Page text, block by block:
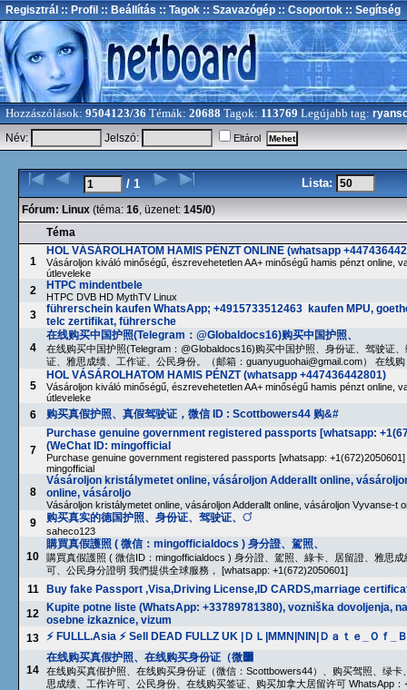
Regisztrál :: Profil :: Beállítás :: Tagok :: Szavazógép :: Csoportok :: Segítség
Hozzászólások: 9504123/36 Témák: 20688 Tagok: 113769 Legújabb tag:
Név:
Jelszó: Eltárol
/ 1 Lista:
Fórum: Linux (téma: 16, üzenet: 145/0)
Téma
1
HOL VÁSÁROLHATOM HAMIS PÉNZT ONLINE (whatsapp
Vásároljon kiváló minőségű, észrevehetetlen AA+ minőségű hamis pénzt online,
útleveleke
2 HTPC mindentbele
HTPC DVB HD MythTV Linux
3
führerschein kaufen WhatsApp; +4915733512463 kaufen MPU,
telc zertifikat, führersche
4
在线购买中国护照(Telegram：@Globaldocs16)购买中国护照、
在线购买中国护照(Telegram：@Globaldocs16)购买中国护照、身份证、驾驶证
证、雅思成绩、工作证、公民身份。（邮箱： guanyuguohai@gmail.com） 在线购
5
HOL VÁSÁROLHATOM HAMIS PÉNZT (whatsapp +447436442801)
Vásároljon kiváló minőségű, észrevehetetlen AA+ minőségű hamis pénzt online,
útleveleke
6 购买真假护照、真假驾驶证，微信 ID : Scottbowers44 购&#
7
Purchase genuine government registered passports [whatsapp:
(WeChat ID: mingofficial
Purchase genuine government registered passports [whatsapp:
mingofficial
8
Vásároljon kristálymetet online, vásároljon Adderallt online,
online, vásároljo
Vásároljon kristálymetet online, vásároljon Adderallt online, vásároljon Vyvanse-t
9 购买真实的德国护照、身份证、驾驶证、ऺ
saheco123
10
購買真假護照 ( 微信：mingofficialdocs ) 身分證、駕照、
購買真假護照 ( 微信ID：mingofficialdocs ) 身分證、駕照、綠卡、居留證、雅思成
可、公民身分證明 我們提供全球服務， [whatsapp: +1(672)2050601]
11
Buy fake Passport ,Visa,Driving License,ID CARDS,marriage
12
Kupite potne liste (WhatsApp: +33789781380), vozniška dovoljenja,
osebne izkaznice, vizum
13 ⚡ FULLL.Asia ⚡ Sell DEAD FULLZ UK |ＤＬ|MMN|NIN|Ｄａｔｅ_Ｏｆ_
14
在线购买真假护照、在线购买身份证（微߼
在线购买真假护照、在线购买身份证（微信：Scottbowers44）、购买驾照、绿卡
思成绩、工作许可、公民身份、在线购买签证、购买加拿大居留许可 WhatsApp：